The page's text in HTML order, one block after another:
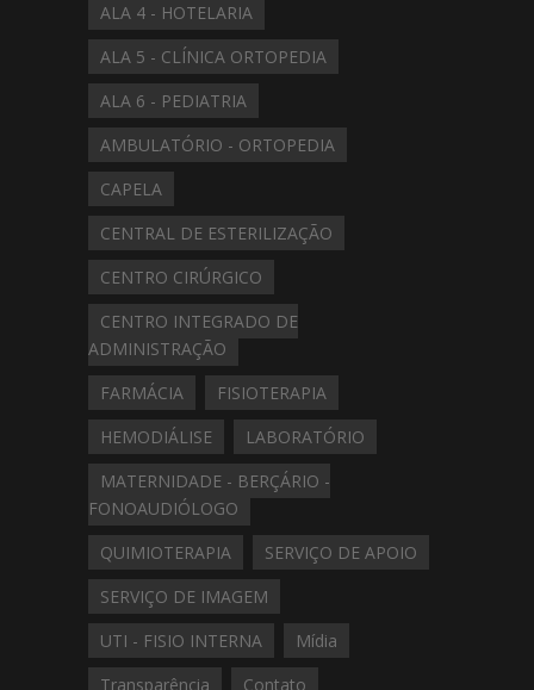
ALA 4 - HOTELARIA
ALA 5 - CLÍNICA ORTOPEDIA
ALA 6 - PEDIATRIA
AMBULATÓRIO - ORTOPEDIA
CAPELA
CENTRAL DE ESTERILIZAÇÃO
CENTRO CIRÚRGICO
CENTRO INTEGRADO DE
ADMINISTRAÇÃO
FARMÁCIA
FISIOTERAPIA
HEMODIÁLISE
LABORATÓRIO
MATERNIDADE - BERÇÁRIO -
FONOAUDIÓLOGO
QUIMIOTERAPIA
SERVIÇO DE APOIO
SERVIÇO DE IMAGEM
UTI - FISIO INTERNA
Mídia
Transparência
Contato